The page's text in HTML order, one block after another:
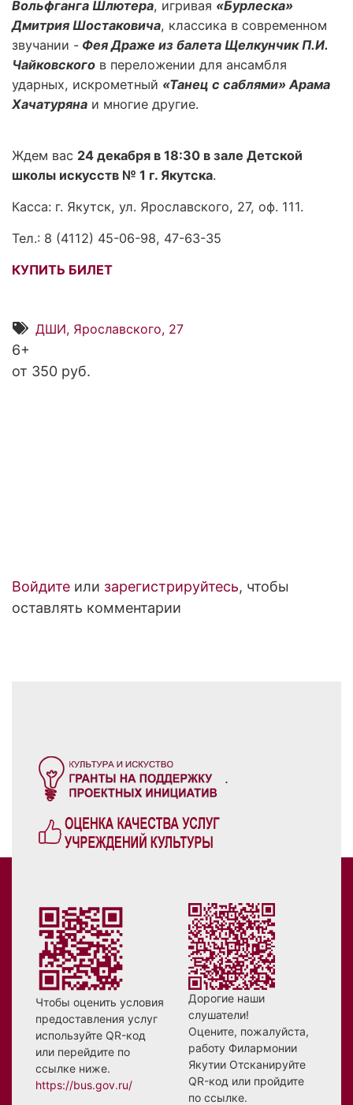
Вольфганга Шлютера, игривая «Бурлеска»
Дмитрия Шостаковича, классика в современном
звучании - Фея Драже из балета Щелкунчик П.И.
Чайковского в переложении для ансамбля
ударных, искрометный «Танец с саблями» Арама
Хачатуряна и многие другие.
Ждем вас 24 декабря в 18:30 в зале Детской
школы искусств № 1 г. Якутска.
Касса: г. Якутск, ул. Ярославского, 27, оф. 111.
Тел.: 8 (4112) 45-06-98, 47-63-35
КУПИТЬ БИЛЕТ
ДШИ, Ярославского, 27
6+
от 350 руб.
Войдите или зарегистрируйтесь, чтобы
оставлять комментарии
.
Чтобы оценить условия
предоставления услуг
используйте QR-код
или перейдите по
ссылке ниже.
https://bus.gov.ru/
Дорогие наши
слушатели!
Оцените, пожалуйста,
работу Филармонии
Якутии Отсканируйте
QR-код или пройдите
по ссылке.